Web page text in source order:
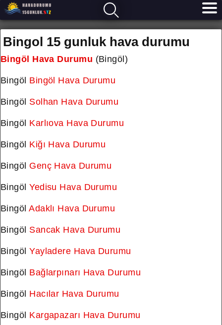
Bingol 15 gunluk hava durumu
Bingöl Hava Durumu (Bingöl)
Bingöl Bingöl Hava Durumu
Bingöl Solhan Hava Durumu
Bingöl Karlıova Hava Durumu
Bingöl Kiğı Hava Durumu
Bingöl Genç Hava Durumu
BingölYedisu Hava Durumu
BingölAdaklı Hava Durumu
Bingöl Sancak Hava Durumu
BingölYayladere Hava Durumu
Bingöl Bağlarpınarı Hava Durumu
Bingöl Hacılar Hava Durumu
Bingöl Kargapazarı Hava Durumu